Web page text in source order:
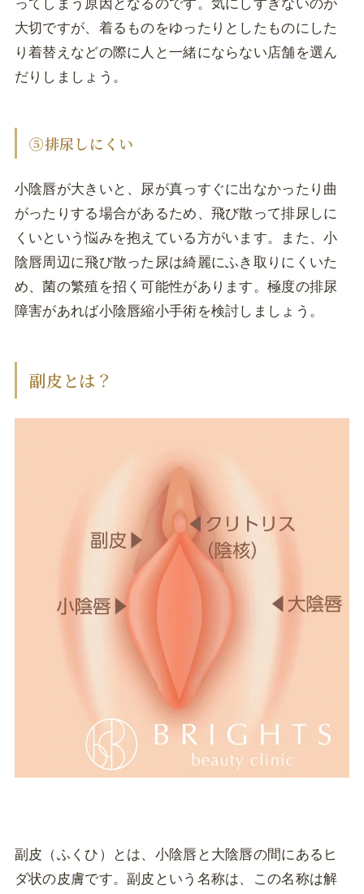
ってしまう原因となるのです。気にしすぎないのが
大切ですが、着るものをゆったりとしたものにした
り着替えなどの際に人と一緒にならない店舗を選ん
だりしましょう。
⑤排尿しにくい
小陰唇が大きいと、尿が真っすぐに出なかったり曲
がったりする場合があるため、飛び散って排尿しに
くいという悩みを抱えている方がいます。また、小
陰唇周辺に飛び散った尿は綺麗にふき取りにくいた
め、菌の繁殖を招く可能性があります。極度の排尿
障害があれば小陰唇縮小手術を検討しましょう。
副皮とは？
副皮（ふくひ）とは、小陰唇と大陰唇の間にあるヒ
ダ状の皮膚です。副皮という名称は、この名称は解